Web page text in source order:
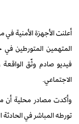
أعلنت الأجهزة الأمنية
المتهمين المتورطين
فيديو صادم وثّق
الاجتماعي.
وأكدت مصادر محلية أن
تورطه المباشر في